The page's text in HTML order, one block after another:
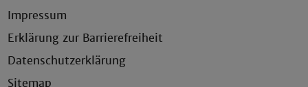
Impressum
Erklärung zur Barrierefreiheit
Datenschutzerklärung
Sitemap